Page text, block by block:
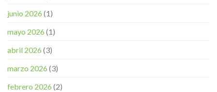
junio 2026 (1)
mayo 2026 (1)
abril 2026 (3)
marzo 2026 (3)
febrero 2026 (2)